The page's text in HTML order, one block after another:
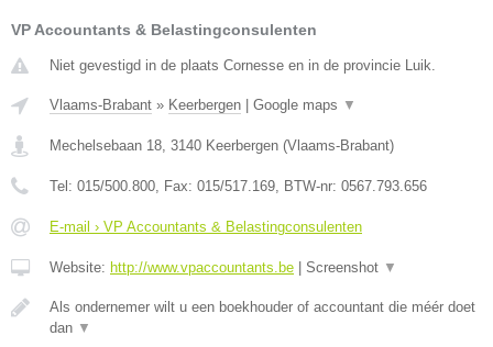
VP Accountants & Belastingconsulenten
Niet gevestigd in de plaats Cornesse en in de provincie Luik.
Vlaams-Brabant » Keerbergen Google maps ▼
Mechelsebaan 18, 3140 Keerbergen (Vlaams-Brabant)
Tel: 015/500.800, Fax: 015/517.169, BTW-nr: 0567.793.656
E-mail › VP Accountants & Belastingconsulenten
Website: http://www.vpaccountants.be Screenshot ▼
Als ondernemer wilt u een boekhouder of accountant die méér doet
dan ▼